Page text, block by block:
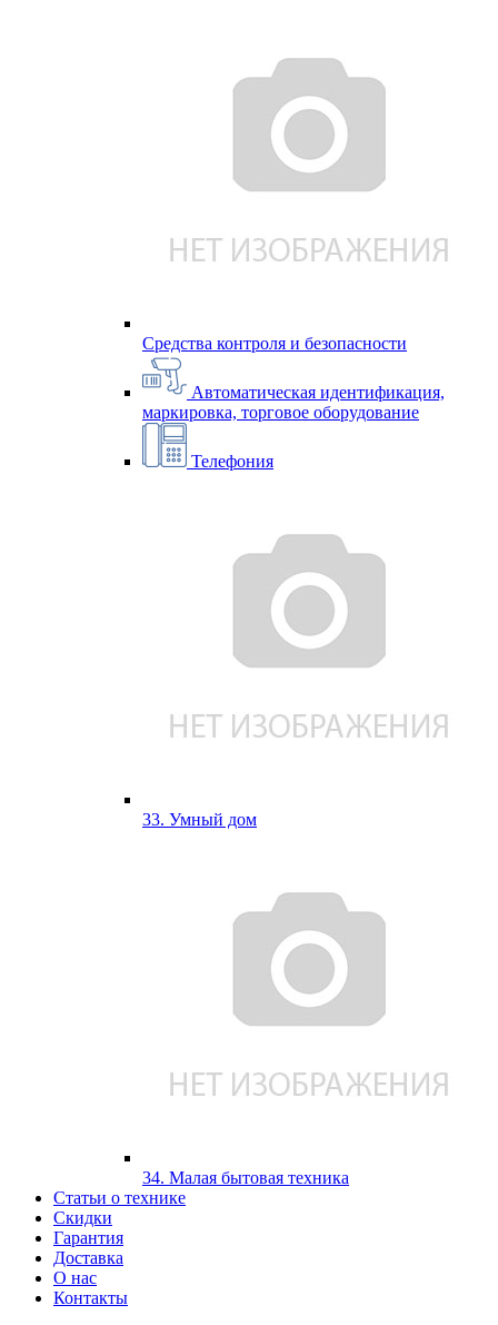
Средства контроля и безопасности
Автоматическая идентификация,
маркировка, торговое оборудование
Телефония
33. Умный дом
34. Малая бытовая техника
Статьи о технике
Скидки
Гарантия
Доставка
О нас
Контакты